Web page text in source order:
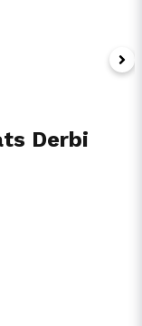
Derbi